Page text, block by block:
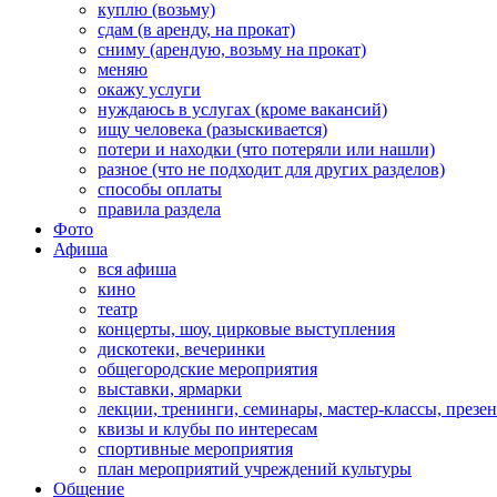
куплю (возьму)
сдам (в аренду, на прокат)
сниму (арендую, возьму на прокат)
меняю
окажу услуги
нуждаюсь в услугах (кроме вакансий)
ищу человека (разыскивается)
потери и находки (что потеряли или нашли)
разное (что не подходит для других разделов)
способы оплаты
правила раздела
Фото
Афиша
вся афиша
кино
театр
концерты, шоу, цирковые выступления
дискотеки, вечеринки
общегородские мероприятия
выставки, ярмарки
лекции, тренинги, семинары, мастер-классы,
квизы и клубы по интересам
спортивные мероприятия
план мероприятий учреждений культуры
Общение